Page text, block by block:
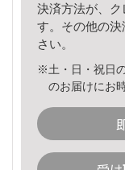
決済方法が、
す。その他の
さい。
※土・日・祝日
のお届けにお